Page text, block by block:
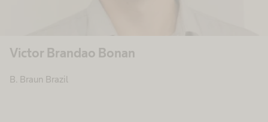
Victor Brandao Bonan
B. Braun Brazil